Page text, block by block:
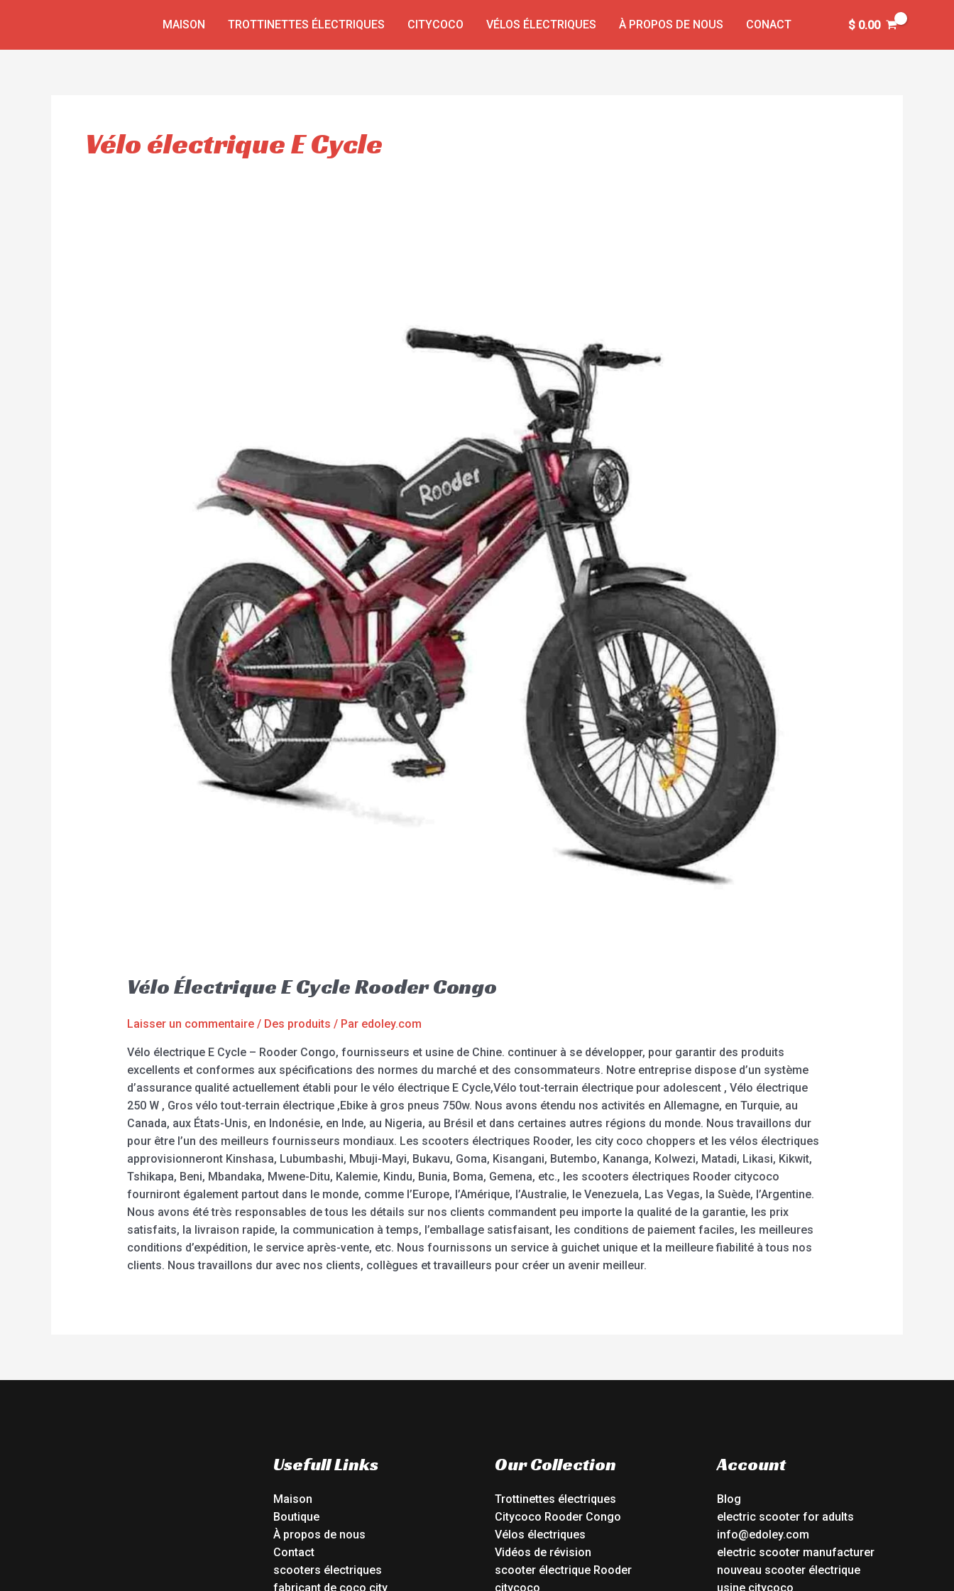
MAISON TROTTINETTES ÉLECTRIQUES CITYCOCO VÉLOS ÉLECTRIQUES À PROPOS DE NOUS CONACT $0.00
Vélo électrique E Cycle
Vélo Électrique E Cycle Rooder Congo
Laisser un commentaire / Des produits / Par edoley.com
Vélo électrique E Cycle – Rooder Congo, fournisseurs et usine de Chine. continuer à se développer, pour garantir des produits
excellents et conformes aux spécifications des normes du marché et des consommateurs. Notre entreprise dispose d’un système
d’assurance qualité actuellement établi pour le vélo électrique E Cycle,Vélo tout-terrain électrique pour adolescent , Vélo électrique
250 W , Gros vélo tout-terrain électrique ,Ebike à gros pneus 750w. Nous avons étendu nos activités en Allemagne, en Turquie, au
Canada, aux États-Unis, en Indonésie, en Inde, au Nigeria, au Brésil et dans certaines autres régions du monde. Nous travaillons dur
pour être l’un des meilleurs fournisseurs mondiaux. Les scooters électriques Rooder, les city coco choppers et les vélos électriques
approvisionneront Kinshasa, Lubumbashi, Mbuji-Mayi, Bukavu, Goma, Kisangani, Butembo, Kananga, Kolwezi, Matadi, Likasi, Kikwit,
Tshikapa, Beni, Mbandaka, Mwene-Ditu, Kalemie, Kindu, Bunia, Boma, Gemena, etc., les scooters électriques Rooder citycoco
fourniront également partout dans le monde, comme l’Europe, l’Amérique, l’Australie, le Venezuela, Las Vegas, la Suède, l’Argentine.
Nous avons été très responsables de tous les détails sur nos clients commandent peu importe la qualité de la garantie, les prix
satisfaits, la livraison rapide, la communication à temps, l’emballage satisfaisant, les conditions de paiement faciles, les meilleures
conditions d’expédition, le service après-vente, etc. Nous fournissons un service à guichet unique et la meilleure fiabilité à tous nos
clients. Nous travaillons dur avec nos clients, collègues et travailleurs pour créer un avenir meilleur.
Usefull Links
Maison
Boutique
À propos de nous
Contact
scooters électriques
fabricant de coco city
Our Collection
Trottinettes électriques
Citycoco Rooder Congo
Vélos électriques
Vidéos de révision
scooter électrique Rooder
citycoco
Account
Blog
electric scooter for adults
info@edoley.com
electric scooter manufacturer
nouveau scooter électrique
usine citycoco